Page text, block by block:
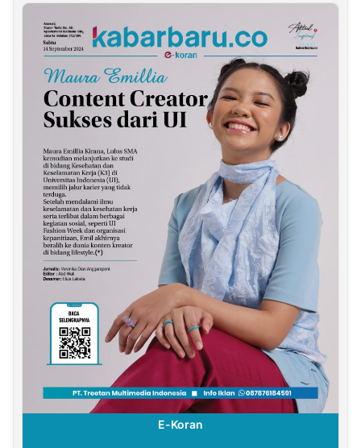
E-Koran